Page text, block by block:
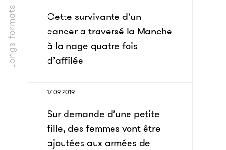
Longs formats
Cette survivante d’un
cancer a traversé la Manche
à la nage quatre fois
d’affilée
17 09 2019
Sur demande d’une petite
fille, des femmes vont être
ajoutées aux armées de